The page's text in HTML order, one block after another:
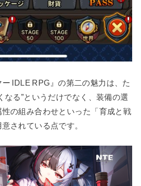
ー IDLE RPG』の第二の魅力は、た
なる”というだけでなく、装備の選
の組み合わせといった「育成と戦
されている点です。